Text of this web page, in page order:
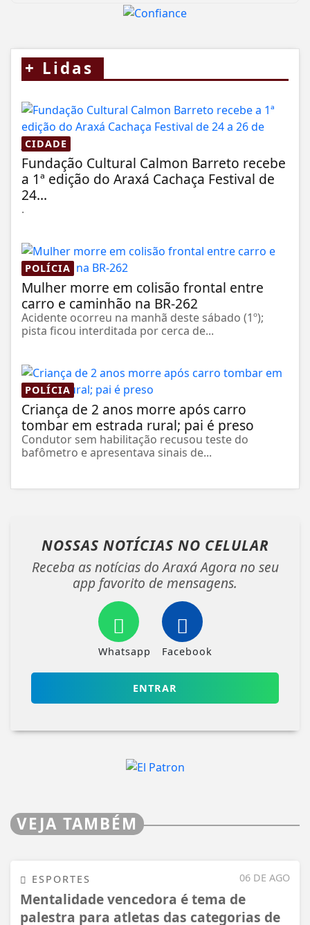
+ Lidas
CIDADE
Fundação Cultural Calmon Barreto recebe
a 1ª edição do Araxá Cachaça Festival de
24...
.
POLÍCIA
Mulher morre em colisão frontal entre
carro e caminhão na BR-262
Acidente ocorreu na manhã deste sábado (1º);
pista ficou interditada por cerca de...
POLÍCIA
Criança de 2 anos morre após carro
tombar em estrada rural; pai é preso
Condutor sem habilitação recusou teste do
bafômetro e apresentava sinais de...
NOSSAS NOTÍCIAS NO CELULAR
Receba as notícias do Araxá Agora no seu
app favorito de mensagens.
Whatsapp Facebook
ENTRAR
VEJA TAMBÉM
06 DE AGO
ESPORTES
Mentalidade vencedora é tema de
palestra para atletas das categorias de